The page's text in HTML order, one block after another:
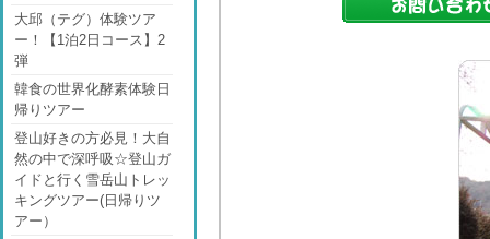
大邱（テグ）体験ツア
ー！【1泊2日コース】2
弾
韓食の世界化酵素体験日
帰りツアー
登山好きの方必見！大自
然の中で深呼吸☆登山ガ
イドと行く雪岳山トレッ
キングツアー(日帰りツ
アー）